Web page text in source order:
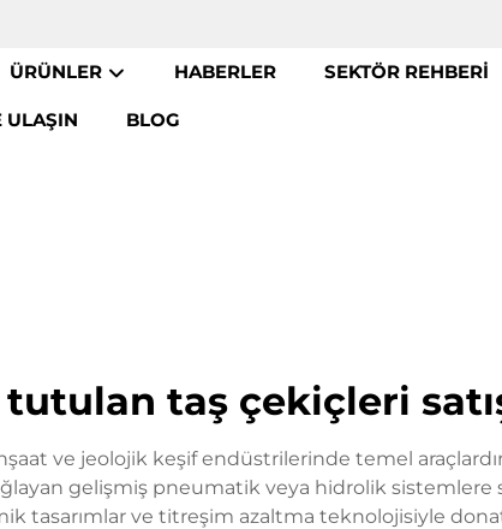
ÜRÜNLER HABERLER SEKTÖR REHBERI
ULAŞIN BLOG
taş çekiçleri
ve jeolojik keşif endüstrilerinde temel
gelişmiş pneumatik veya hidrolik
tasarımlar ve titreşim azaltma teknolojisiyle